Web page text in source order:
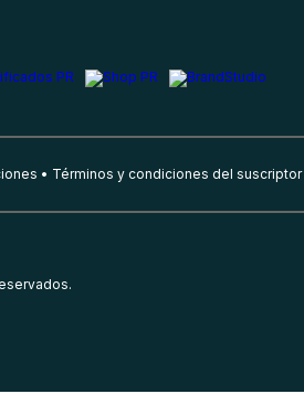
Términos y condiciones del suscriptor